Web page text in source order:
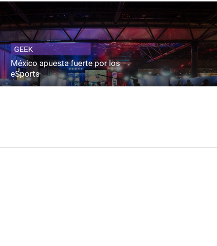
GEEK
México apuesta fuerte por los
eSports